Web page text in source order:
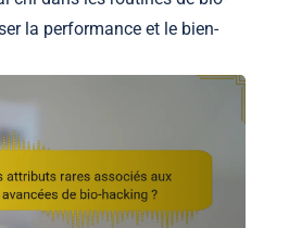
la performance et le bien-